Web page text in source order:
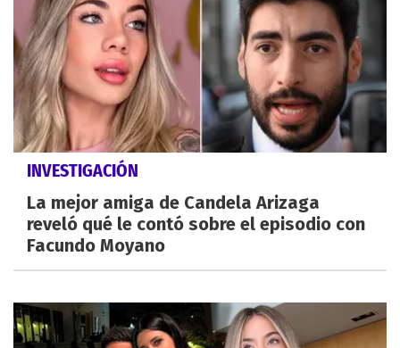
INVESTIGACIÓN
La mejor amiga de Candela Arizaga
reveló qué le contó sobre el episodio con
Facundo Moyano